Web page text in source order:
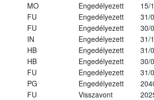
MO Engedélyezett
15/
FU Engedélyezett
31/
FU Engedélyezett
30/
IN Engedélyezett
31/
HB Engedélyezett
31/
HB Engedélyezett
30/
FU Engedélyezett
31/
PG Engedélyezett
FU Visszavont